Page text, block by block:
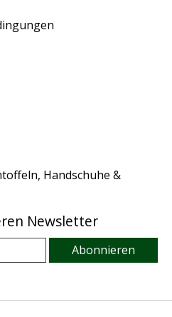
Handschuhe &
Newsletter
Abonnieren